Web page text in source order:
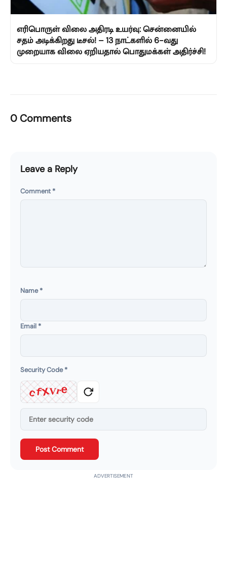
எரிபொருள் விலை அதிரடி உயர்வு: சென்னையில்
சதம் அடிக்கிறது டீசல்! – 13 நாட்களில் 6-வது
முறையாக விலை ஏறியதால் பொதுமக்கள் அதிர்ச்சி!
0 Comments
Leave a Reply
Comment *
Name*
Email *
Security Code*
cfxVre
Post Comment
ADVERTISEMENT